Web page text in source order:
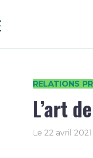
RELATIONS
L’art
Le 22 avril 2021